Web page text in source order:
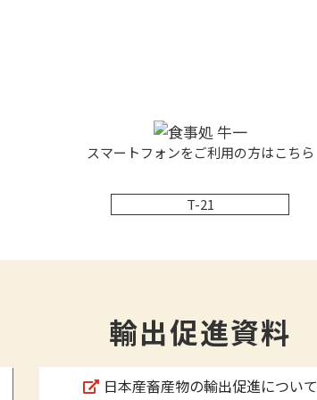
スマートフォンをご利用の方はこちら
T-21
輸出促進資料
日本産畜産物の輸出促進について